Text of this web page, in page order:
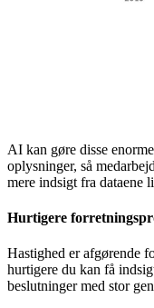
AI kan gøre disse
oplysninger, så
mere indsigt fra dataene
Hurtigere
Hastighed er afgørende
hurtigere du kan få
beslutninger med stor